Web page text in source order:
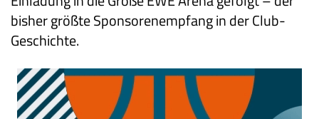
bisher größte Sponsorenempfang in der Club-
Geschichte.